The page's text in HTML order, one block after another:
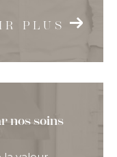
PLUS
nos soins